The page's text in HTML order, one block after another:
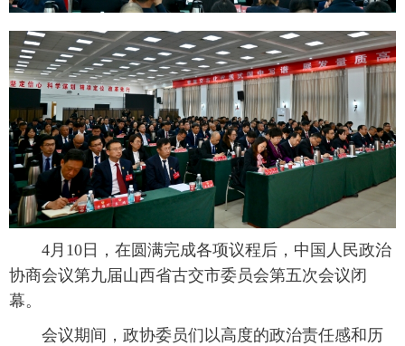
4月10日，在圆满完成各项议程后，中国人民政治
协商会议第九届山西省古交市委员会第五次会议闭
幕。
会议期间，政协委员们以高度的政治责任感和历